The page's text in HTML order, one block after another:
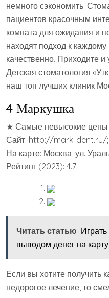
немного сэкономить.
пациентов красочным
комната для ожидания и
находят подход к
качественно. Приходите и
Детская стоматология
наш топ лучших клиник
4 Маркушка
★ Самые невысокие цены
Сайт: http://mark-dent.ru/;
На карте: Москва, ул.
Рейтинг (2023): 4.7
Читать статью
выводом денег на
Если вы хотите получить
недорогое лечение, то